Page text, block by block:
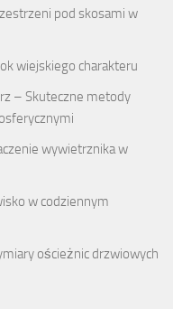
pod skosami w
wiejskiego charakteru
– Skuteczne metody
wywietrznika w
w codziennym
ościeżnic drzwiowych